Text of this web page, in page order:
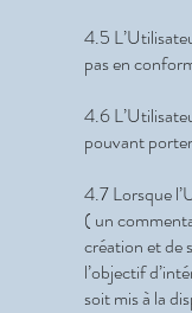
4.5
pas en
4.6
pouvant
4.7 Lorsque
( un
création et de
l’objectif
soit mis à la